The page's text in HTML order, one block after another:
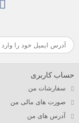
حساب کاربری
سفارشات من
صورت های مالی من
آدرس های من